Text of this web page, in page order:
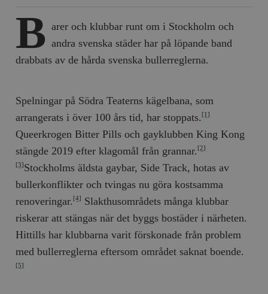
B arer och klubbar runt om i Stockholm och
andra svenska städer har på löpande band
drabbats av de hårda svenska bullerreglerna.
Spelningar på Södra Teaterns kägelbana, som
arrangerats i över 100 års tid, har stoppats. [1]
Queerkrogen Bitter Pills och gayklubben King Kong
stängde 2019 efter klagomål från grannar. [2]
[3] Stockholms äldsta gaybar, Side Track, hotas av
bullerkonflikter och tvingas nu göra kostsamma
renoveringar. [4] Slakthusområdets många klubbar
riskerar att stängas när det byggs bostäder i närheten.
Hittills har klubbarna varit förskonade från problem
med bullerreglerna eftersom området saknat boende.
[5]